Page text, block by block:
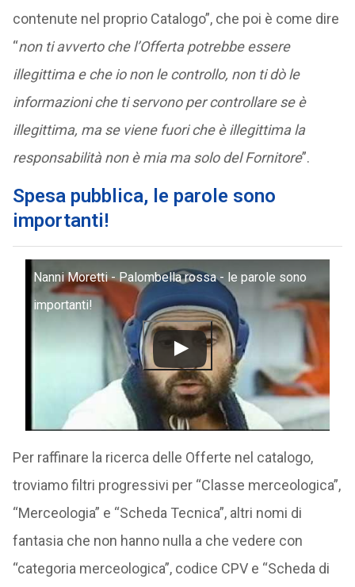
contenute nel proprio Catalogo”, che poi è come dire
“non ti avverto che l’Offerta potrebbe essere
illegittima e che io non le controllo, non ti dò le
informazioni che ti servono per controllare se è
illegittima, ma se viene fuori che è illegittima la
responsabilità non è mia ma solo del Fornitore”.
Spesa pubblica, le parole sono
importanti!
Nanni Moretti - Palombella rossa - le parole sono
importanti!
Per raffinare la ricerca delle Offerte nel catalogo,
troviamo filtri progressivi per “Classe merceologica”,
“Merceologia” e “Scheda Tecnica”, altri nomi di
fantasia che non hanno nulla a che vedere con
“categoria merceologica”, codice CPV e “Scheda di